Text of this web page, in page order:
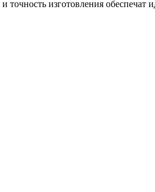
изготовления обеспечат